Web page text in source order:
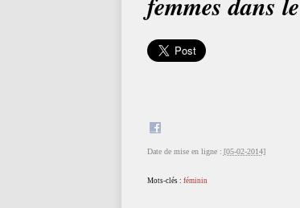
Date de mise en ligne : [05-02-2014]
Mots-clés : féminin